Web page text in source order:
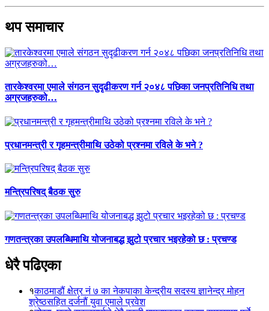
थप समाचार
तारकेश्वरमा एमाले संगठन सुदृढीकरण गर्न २०४८ पछिका जनप्रतिनिधि तथा
अग्रजहरुको…
प्रधानमन्त्री र गृहमन्त्रीमाथि उठेको प्रश्नमा रविले के भने ?
मन्त्रिपरिषद् बैठक सुरु
गणतन्त्रका उपलब्धिमाथि योजनाबद्ध झुटो प्रचार भइरहेको छ : प्रचण्ड
धेरै पढिएका
१काठमाडौं क्षेत्र नं ७ का नेकपाका केन्द्रीय सदस्य ज्ञानेन्द्र मोहन
श्रेष्ठसहित दर्जनौं युवा एमाले प्रवेश